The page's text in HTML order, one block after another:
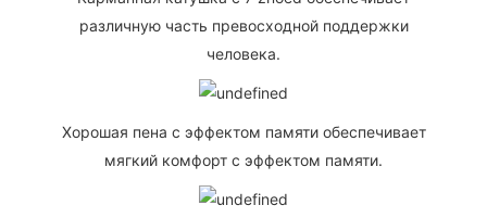
различную часть превосходной поддержки
человека.
Хорошая пена с эффектом памяти обеспечивает
мягкий комфорт с эффектом памяти.